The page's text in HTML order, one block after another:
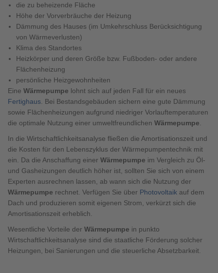
die zu beheizende Fläche
Höhe der Vorverbräuche der Heizung
Dämmung des Hauses (im Umkehrschluss Berücksichtigung
von Wärmeverlusten)
Klima des Standortes
Heizkörper und deren Größe bzw. Fußboden- oder andere
Flächenheizung
persönliche Heizgewohnheiten
Eine Wärmepumpe lohnt sich auf jeden Fall für ein neues
Fertighaus. Bei Bestandsgebäuden sichern eine gute Dämmung
sowie Flächenheizungen aufgrund niedriger Vorlauftemperaturen
die optimale Nutzung einer umweltfreundlichen Wärmepumpe.
In die Wirtschaftlichkeitsanalyse fließen die Amortisationszeit und
die Kosten für den Lebenszyklus der Wärmepumpentechnik mit
ein. Da die Anschaffung einer Wärmepumpe im Vergleich zu Öl-
und Gasheizungen deutlich höher ist, sollten Sie sich von einem
Experten ausrechnen lassen, ab wann sich die Nutzung der
Wärmepumpe rechnet. Verfügen Sie über Photovoltaik auf dem
Dach und produzieren somit eigenen Strom, verkürzt sich die
Amortisationszeit erheblich.
Wesentliche Vorteile der Wärmepumpe in punkto
Wirtschaftlichkeitsanalyse sind die staatliche Förderung solcher
Heizungen, bei Sanierungen und die steuerliche Absetzbarkeit.